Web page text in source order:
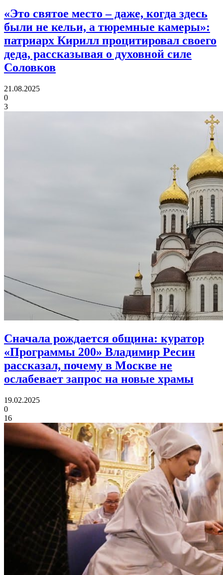
«Это святое место – даже, когда здесь
были не кельи, а тюремные камеры»:
патриарх Кирилл процитировал своего
деда, рассказывая о духовной силе
Соловков
21.08.2025
0
3
Сначала рождается община: куратор
«Программы 200» Владимир Ресин
рассказал, почему в Москве не
ослабевает запрос на новые храмы
19.02.2025
0
16